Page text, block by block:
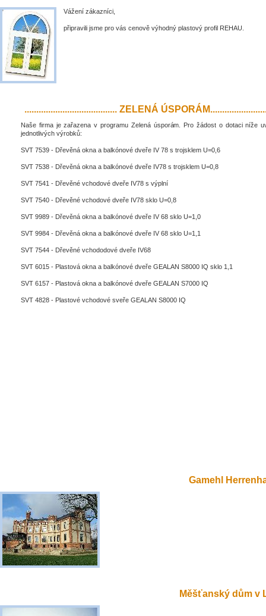
Vážení zákazníci,
připravili jsme pro vás cenově výhodný plastový profil REHAU.
....................................... ZELENÁ
Naše firma je zařazena v programu Zelená úsporám. Pro žádost o dotaci níže
jednotlivých výrobků:
SVT 7539 - Dřevěná okna a balkónové dveře IV 78 s trojsklem U=0,6
SVT 7538 - Dřevěná okna a balkónové dveře IV78 s trojsklem U=0,8
SVT 7541 - Dřevěné vchodové dveře IV78 s výplní
SVT 7540 - Dřevěné vchodové dveře IV78 sklo U=0,8
SVT 9989 - Dřevěná okna a balkónové dveře IV 68 sklo U=1,0
SVT 9984 - Dřevěná okna a balkónové dveře IV 68 sklo U=1,1
SVT 7544 - Dřevěné vchododové dveře IV68
SVT 6015 - Plastová okna a balkónové dveře GEALAN S8000 IQ sklo 1,1
SVT 6157 - Plastová okna a balkónové dveře GEALAN S7000 IQ
SVT 4828 - Plastové vchodové sveře GEALAN S8000 IQ
Gamehl
Měšťanský dům v